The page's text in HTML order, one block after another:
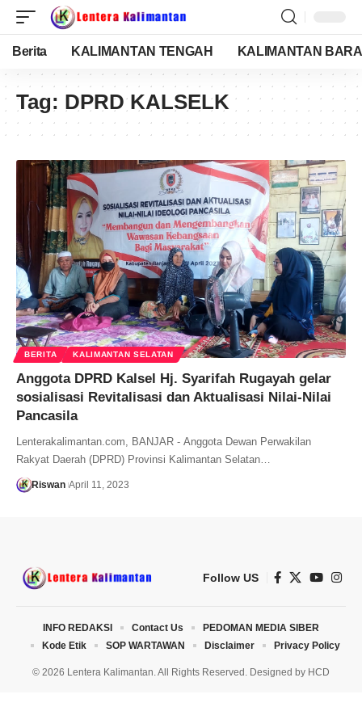
Berita KALIMANTAN TENGAH KALIMANTAN
Tag: DPRD KALSELK
BERITA KALIMANTAN SELATAN
Anggota DPRD Kalsel Hj. Syarifah Rugayah gelar
sosialisasi Revitalisasi dan Aktualisasi Nilai-Nilai
Pancasila
Lenterakalimantan.com, BANJAR - Anggota Dewan Perwakilan
Rakyat Daerah (DPRD) Provinsi Kalimantan Selatan…
Riswan April 11, 2023
Follow US
© 2026 Lentera Kalimantan. All Rights Reserved. Designed by HCD
INFO REDAKSI Contact Us
PEDOMAN MEDIA SIBER
Kode Etik
SOP WARTAWAN Disclaimer Privacy Policy